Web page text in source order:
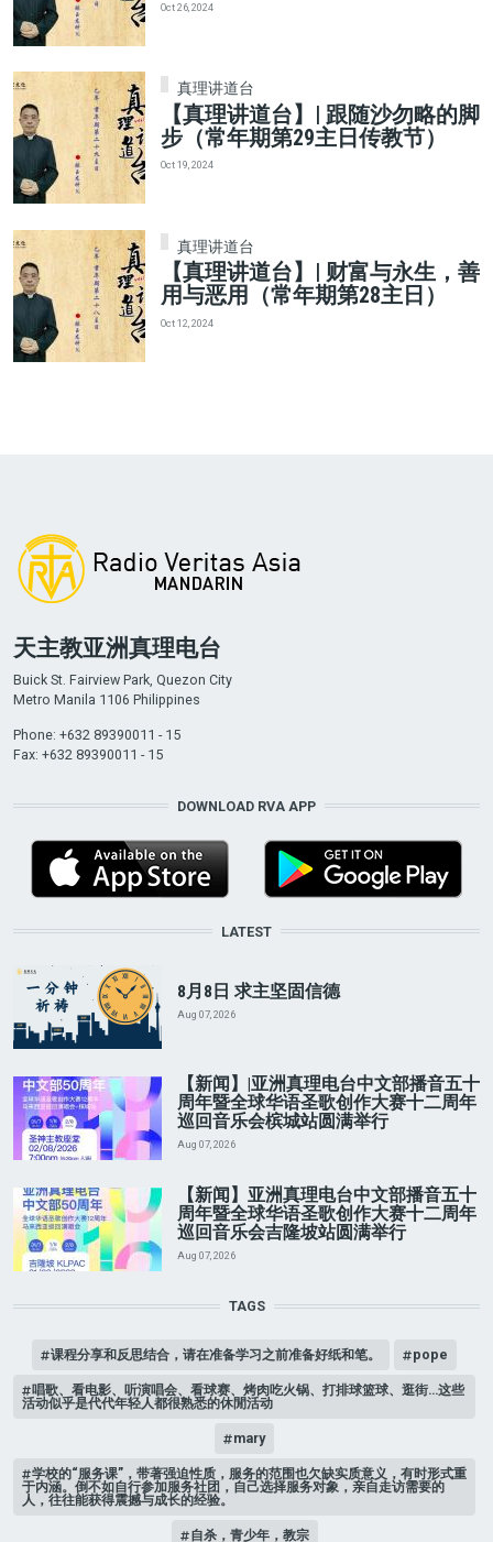
Oct 26, 2024
真理讲道台
【真理讲道台】| 跟随沙勿略的脚
步（常年期第29主日传教节）
Oct 19, 2024
真理讲道台
【真理讲道台】| 财富与永生，善
用与恶用（常年期第28主日）
Oct 12, 2024
天主教亚洲真理电台
Buick St. Fairview Park, Quezon City
Metro Manila 1106 Philippines
Phone: +632 89390011 - 15
Fax: +632 89390011 - 15
DOWNLOAD RVA APP
LATEST
8月8日 求主坚固信德
Aug 07, 2026
【新闻】|亚洲真理电台中文部播音五十
周年暨全球华语圣歌创作大赛十二周年
巡回音乐会槟城站圆满举行
Aug 07, 2026
【新闻】亚洲真理电台中文部播音五十
周年暨全球华语圣歌创作大赛十二周年
巡回音乐会吉隆坡站圆满举行
Aug 07, 2026
TAGS
课程分享和反思结合，请在准备学习之前准备好纸和笔。 pope
唱歌、看电影、听演唱会、看球赛、烤肉吃火锅、打排球篮球、逛街…这些
活动似乎是代代年轻人都很熟悉的休閒活动
mary
学校的“服务课”，带著强迫性质，服务的范围也欠缺实质意义，有时形式重
于内涵。倒不如自行参加服务社团，自己选择服务对象，亲自走访需要的
人，往往能获得震撼与成长的经验。
自杀，青少年，教宗